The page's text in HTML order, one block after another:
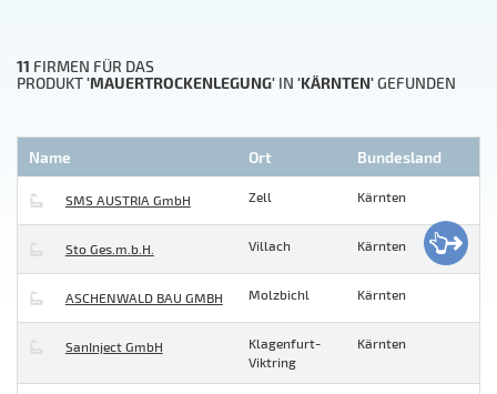
11 FIRMEN FÜR DAS
PRODUKT'MAUERTROCKENLEGUNG' IN 'KÄRNTEN'GEFUNDEN
Name Ort Bundesland
SMS AUSTRIA GmbH Zell Kärnten
Sto Ges.m.b.H. Villach Kärnten
ASCHENWALD BAU GMBH Molzbichl Kärnten
SanInject GmbH
Klagenfurt-
Viktring
Kärnten